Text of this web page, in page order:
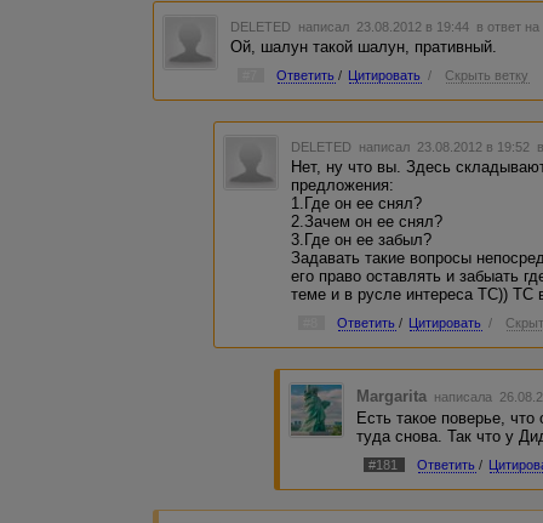
DELETED написал 23.08.2012 в 19:44 в ответ на
Ой, шалун такой шалун, пративный.
Ответить / Цитировать / Скрыть ветку
DELETED написал 23.08.2012 в 19:52
Нет, ну что вы. Здесь
предложения:
1.Где он ее снял?
2.Зачем он ее снял?
3.Где он ее забыл?
Задавать такие вопросы
его право оставлять и забыать
теме и в русле интереса ТС)) ТС
Ответить / Цитировать /
Margarita написала
Есть такое поверье, что
туда снова. Так что у
#181 Ответить /